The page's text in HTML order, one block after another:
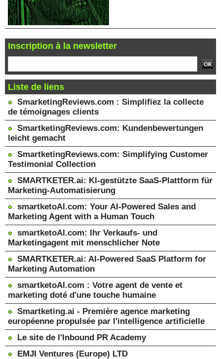
Inscription à la newsletter
Liste de liens
SmarketingReviews.com : Simplifiez la collecte
de témoignages clients
SmartketingReviews.com: Kundenbewertungen
leicht gemacht
SmartketingReviews.com: Simplifying Customer
Testimonial Collection
SMARTKETER.ai: KI-gestützte SaaS-Plattform für
Marketing-Automatisierung
smartketoAI.com: Your AI-Powered Sales and
Marketing Agent with a Human Touch
smartketoAI.com: Ihr Verkaufs- und
Marketingagent mit menschlicher Note
SMARTKETER.ai: AI-Powered SaaS Platform for
Marketing Automation
smartketoAI.com : Votre agent de vente et
marketing doté d'une touche humaine
Smartketing.ai - Première agence marketing
européenne propulsée par l'intelligence artificielle
Le site de l'Inbound PR Academy
EMJI Ventures (Europe) LTD